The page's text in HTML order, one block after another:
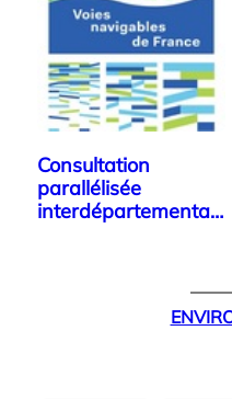
Consultation
parallélisée
interdépartementale